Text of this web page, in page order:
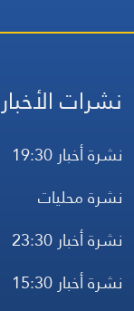
نشرات الأخبار
نشرة أخبار 19:30
نشرة محليات
نشرة أخبار 23:30
نشرة أخبار 15:30